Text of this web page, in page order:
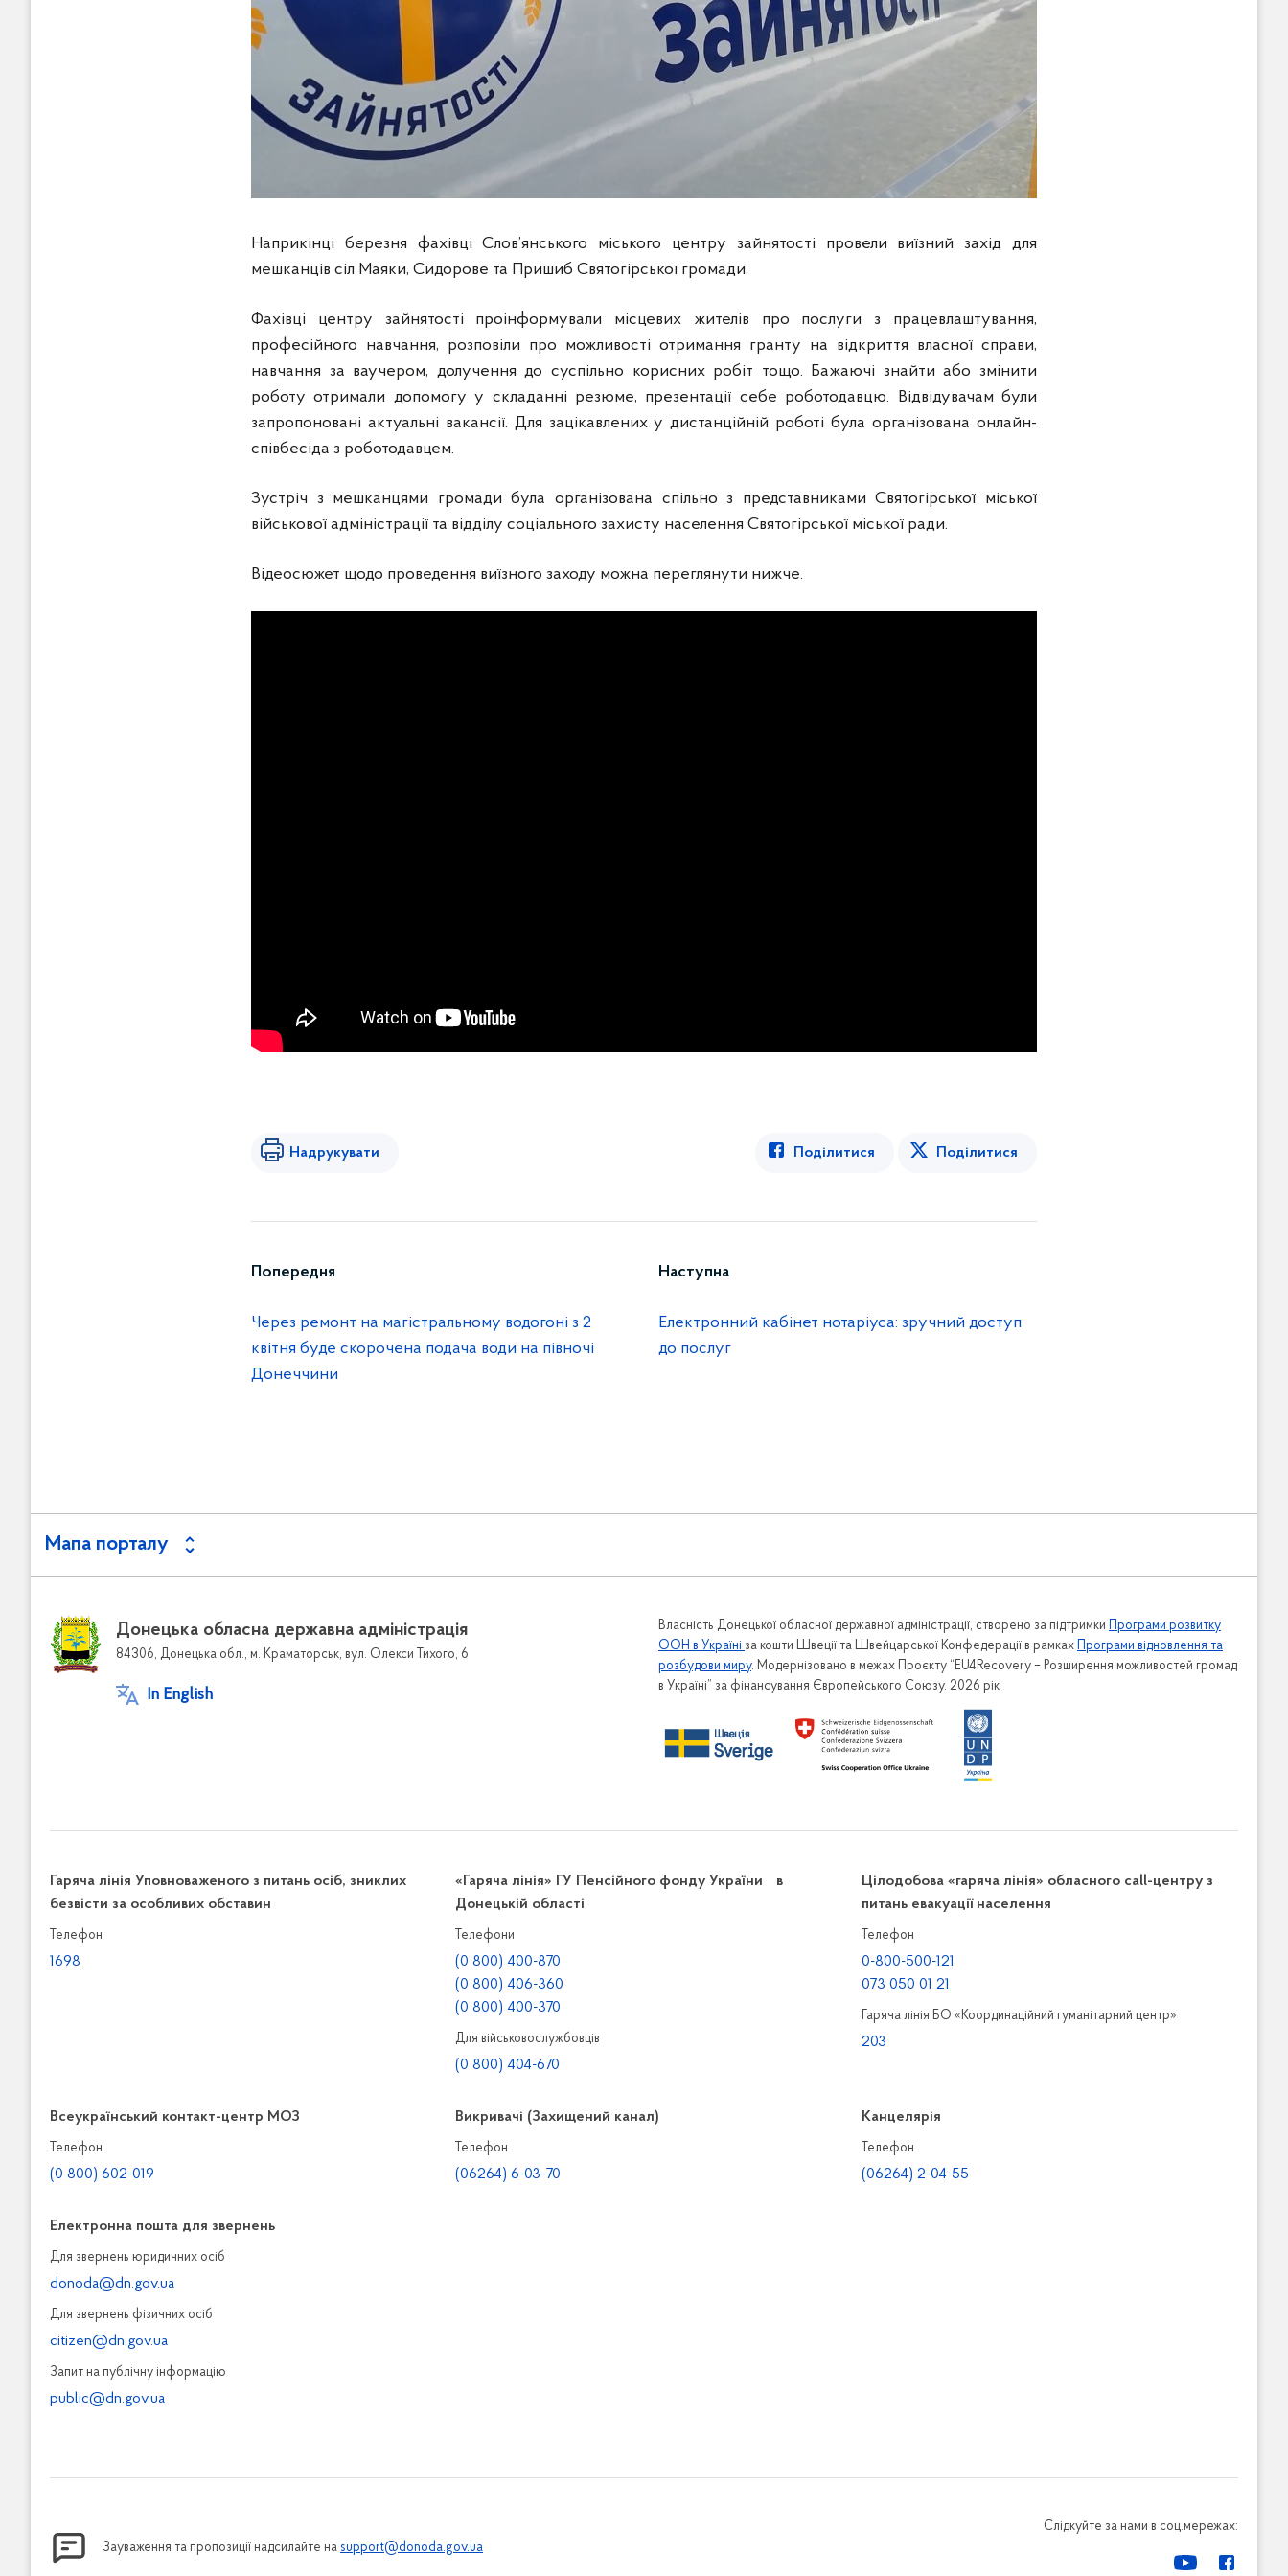
Наприкінці березня фахівці Слов’янського міського центру зайнятості провели виїзний захід для
мешканців сіл Маяки, Сидорове та Пришиб Святогірської громади.
Фахівці центру зайнятості проінформували місцевих жителів про послуги з працевлаштування,
професійного навчання, розповіли про можливості отримання гранту на відкриття власної справи,
навчання за ваучером, долучення до суспільно корисних робіт тощо. Бажаючі знайти або змінити
роботу отримали допомогу у складанні резюме, презентації себе роботодавцю. Відвідувачам були
запропоновані актуальні вакансії. Для зацікавлених у дистанційній роботі була організована онлайн-
співбесіда з роботодавцем.
Зустріч з мешканцями громади була організована спільно з представниками Святогірської міської
військової адміністрації та відділу соціального захисту населення Святогірської міської ради.
Відеосюжет щодо проведення виїзного заходу можна переглянути нижче.
Надрукувати Поділитися Поділитися
Попередня
Через ремонт на магістральному водогоні з 2
квітня буде скорочена подача води на півночі
Донеччини
Наступна
Електронний кабінет нотаріуса: зручний доступ
до послуг
Мапа порталу
Донецька обласна державна адміністрація
84306, Донецька обл., м. Краматорськ, вул. Олекси Тихого, 6
In English
Власність Донецької обласної державної адміністрації, створено за підтримки Програми розвитку
ООН в Україні за кошти Швеції та Швейцарської Конфедерації в рамках Програми відновлення та
розбудови миру. Модернізовано в межах Проєкту “EU4Recovery – Розширення можливостей громад
в Україні” за фінансування Європейського Союзу. 2026 рік
Гаряча лінія Уповноваженого з питань осіб, зниклих
безвісти за особливих обставин
Телефон
1698
«Гаряча лінія» ГУ Пенсійного фонду України в
Донецькій області
Телефони
(0 800) 400-870
(0 800) 406-360
(0 800) 400-370
Для військовослужбовців
(0 800) 404-670
Цілодобова «гаряча лінія» обласного call-центру з
питань евакуації населення
Телефон
0-800-500-121
073 050 01 21
Гаряча лінія БО «Координаційний гуманітарний центр»
203
Всеукраїнський контакт-центр МОЗ
Телефон
(0 800) 602-019
Викривачі (Захищений канал)
Телефон
(06264) 6-03-70
Канцелярiя
Телефон
(06264) 2-04-55
Електронна пошта для звернень
Для звернень юридичних осiб
donoda@dn.gov.ua
Для звернень фізичних осiб
citizen@dn.gov.ua
Запит на публiчну інформацiю
public@dn.gov.ua
Зауваження та пропозиції надсилайте на support@donoda.gov.ua
Слідкуйте за нами в соц.мережах: